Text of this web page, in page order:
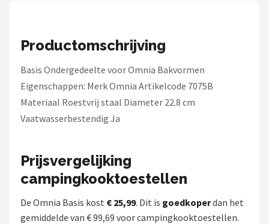
NOMAD
Gimeg
Campingaz
Quechua
Alle merken →
Productomschrijving
Basis Ondergedeelte voor Omnia Bakvormen
Eigenschappen: Merk Omnia Artikelcode 7075B
Materiaal Roestvrij staal Diameter 22.8 cm
Vaatwasserbestendig Ja
Prijsvergelijking
campingkooktoestellen
De Omnia Basis kost € 25,99. Dit is goedkoperdan het
gemiddelde van € 99,69 voor campingkooktoestellen.